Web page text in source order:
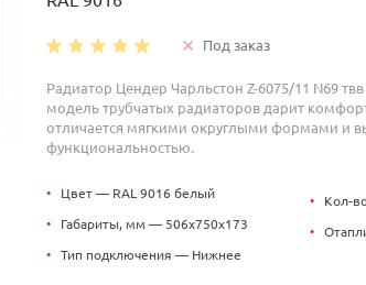
Под заказ
Радиатор Цендер Чарльстон Z-6075/11 N69 твв
модель трубчатых радиаторов дарит
отличается мягкими округлыми формами и
функциональностью.
• Цвет — RAL 9016 белый
• Габариты, мм — 506x750x173
• Тип подключения — Нижнее
• Кол-
•